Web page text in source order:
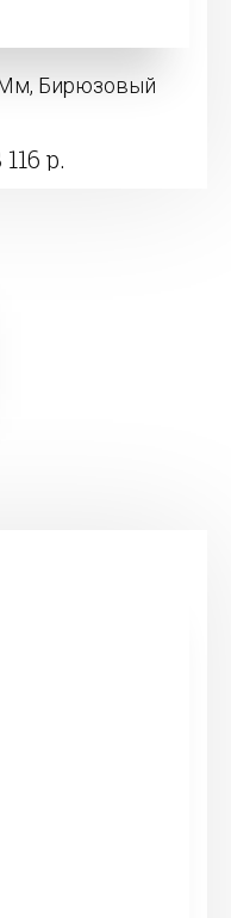
Бирюзовый
116 р.